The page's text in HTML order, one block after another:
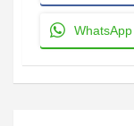
WhatsApp